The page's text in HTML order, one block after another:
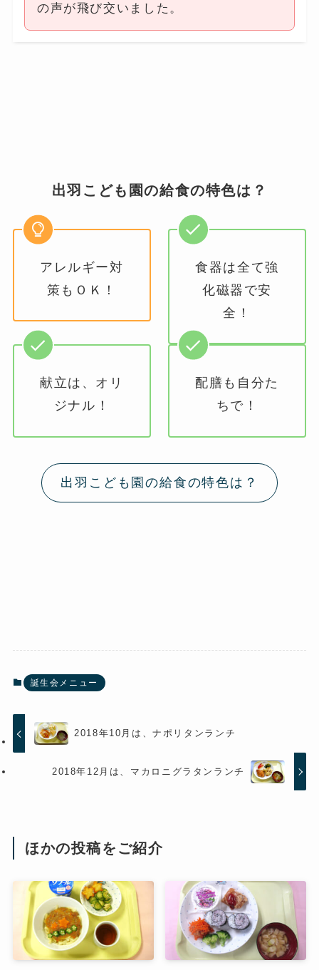
の声が飛び交いました。
出羽こども園の給食の特色は？
アレルギー対
策もＯＫ！
食器は全て強
化磁器で安
全！
献立は、オリ
ジナル！
配膳も自分た
ちで！
出羽こども園の給食の特色は？
誕生会メニュー
2018年10月は、ナポリタンランチ
2018年12月は、マカロニグラタンランチ
ほかの投稿をご紹介